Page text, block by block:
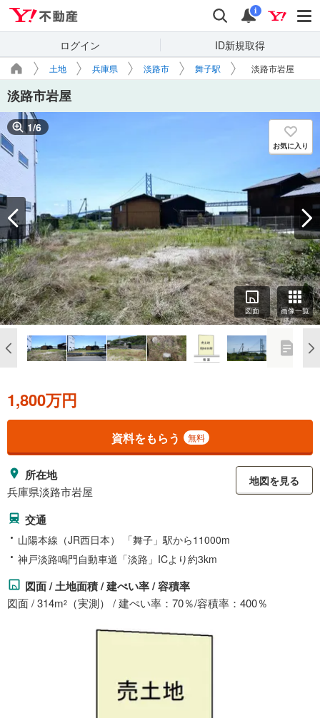
検索 通知
i
ログイン ID新規取得
土地 兵庫県 淡路市 舞子駅 淡路市岩屋
淡路市岩屋
1/6
お気に入り
図面 画像一覧
1,800万円
資料をもらう 無料
所在地
兵庫県淡路市岩屋
地図を見る
交通
山陽本線（JR西日本） 「舞子」駅から11000m
神戸淡路鳴門自動車道「淡路」ICより約3km
図面 / 土地面積 / 建ぺい率 / 容積率
図面 / 314m2 （実測） / 建ぺい率：70％/容積率：400％